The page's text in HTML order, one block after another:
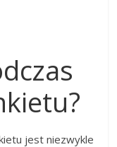
jest niezwykle